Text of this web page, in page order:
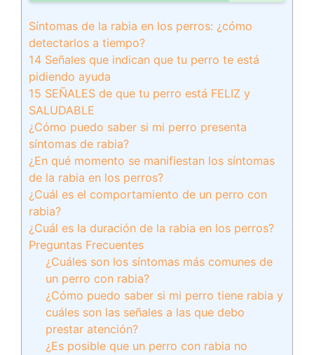
Síntomas de la rabia en los perros: ¿cómo
detectarlos a tiempo?
14 Señales que indican que tu perro te está
pidiendo ayuda
15 SEÑALES de que tu perro está FELIZ y
SALUDABLE
¿Cómo puedo saber si mi perro presenta
síntomas de rabia?
¿En qué momento se manifiestan los síntomas
de la rabia en los perros?
¿Cuál es el comportamiento de un perro con
rabia?
¿Cuál es la duración de la rabia en los perros?
Preguntas Frecuentes
¿Cuáles son los síntomas más comunes de
un perro con rabia?
¿Cómo puedo saber si mi perro tiene rabia y
cuáles son las señales a las que debo
prestar atención?
¿Es posible que un perro con rabia no